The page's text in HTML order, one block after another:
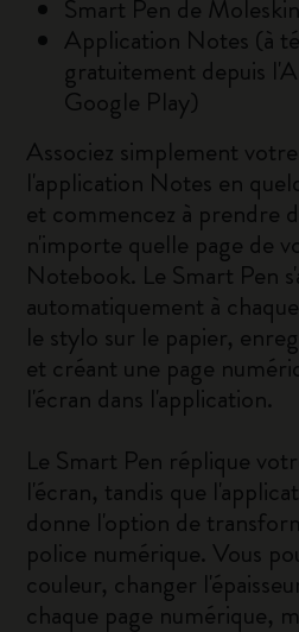
Smart Pen de
Application Notes (à
gratuitement depuis
Google Play)
Associez simplement
l'application Notes en
et commencez à prendre
n'importe quelle page de
Notebook. Le Smart Pen
automatiquement à
le stylo sur le papier,
et créant une page
l'écran dans l'application.
Le Smart Pen réplique
l'écran, tandis que
donne l'option de
police numérique. Vous
couleur, changer
chaque page numérique,